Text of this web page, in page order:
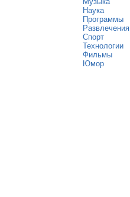
Наука
Программы
Развлечения
Спорт
Технологии
Фильмы
Юмор